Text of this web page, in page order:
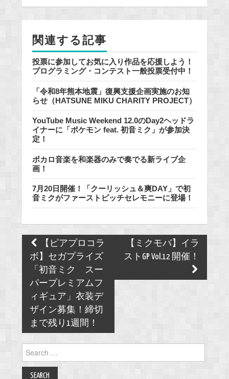
o
o
関連する記事
投票に参加してお気に入り作品を応援しよう！
プログラミング・コンテスト一般投票受付中！
「令和8年熊本地震」復興支援企画実施のお知
らせ（HATSUNE MIKU CHARITY PROJECT）
YouTube Music Weekend 12.0のDay2ヘッドラ
イナーに「ポケモン feat. 初音ミク」が参加決
定！
ボカロ音楽を和楽器のみで奏でる新ライブ企
画！
7月20日開催！「クーリッシュ＆爽DAY」で初
音ミクがファーストピッチセレモニーに登場！
Post
navigation
【ピアプロコラ
ボ】セガプライズ
「初音ミク スー
パープレミアムフ
ィギュア」衣装デ
ザイン募集！締切
まで残り1週間！
【ミクモバ】イラ
ストGP Vol.12 開催！
for: